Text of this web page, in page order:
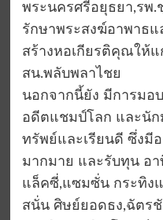
พระนครศรีอยุธยา,รพ.
รักษาพระสงฆ์อาพาธ
สร้างหอเกียรติคุณให้
สน.พลับพลาไชย
นอกจากนี้ยัง มีการมอ
อดีตแชมป์โลก และนั
ทรัพย์และเรียนดี ซึ่งมี
มากมาย และรับทุน อ
แล็คซี่,แซมซั่น กระทิง
สนั่น ศิษย์ยอดธง,ฉัตรชั